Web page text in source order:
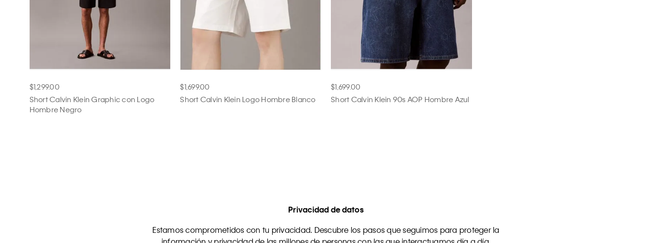
$1,299.00
Short Calvin Klein Graphic con Logo
Hombre Negro
$1,699.00
Short Calvin Klein Logo Hombre Blanco
$1,699.00
Short Calvin Klein 90s AOP Hombre Azul
Privacidad de datos
Estamos comprometidos con tu privacidad. Descubre los pasos que seguimos para proteger la